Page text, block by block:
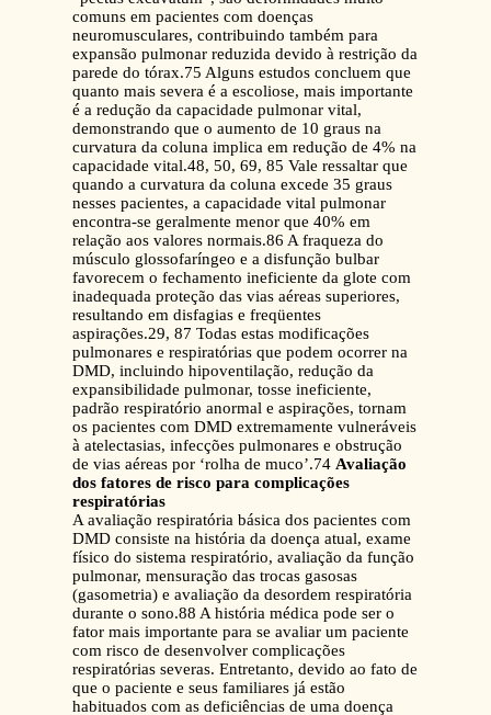
comuns em pacientes com doenças
neuromusculares, contribuindo também para
expansão pulmonar reduzida devido à restrição da
parede do tórax.75 Alguns estudos concluem que
quanto mais severa é a escoliose, mais importante
é a redução da capacidade pulmonar vital,
demonstrando que o aumento de 10 graus na
curvatura da coluna implica em redução de 4% na
capacidade vital.48, 50, 69, 85 Vale ressaltar que
quando a curvatura da coluna excede 35 graus
nesses pacientes, a capacidade vital pulmonar
encontra-se geralmente menor que 40% em
relação aos valores normais.86 A fraqueza do
músculo glossofaríngeo e a disfunção bulbar
favorecem o fechamento ineficiente da glote com
inadequada proteção das vias aéreas superiores,
resultando em disfagias e freqüentes
aspirações.29, 87 Todas estas modificações
pulmonares e respiratórias que podem ocorrer na
DMD, incluindo hipoventilação, redução da
expansibilidade pulmonar, tosse ineficiente,
padrão respiratório anormal e aspirações, tornam
os pacientes com DMD extremamente vulneráveis
à atelectasias, infecções pulmonares e obstrução
de vias aéreas por ‘rolha de muco’.74 Avaliação
dos fatores de risco para complicações
respiratórias
A avaliação respiratória básica dos pacientes com
DMD consiste na história da doença atual, exame
físico do sistema respiratório, avaliação da função
pulmonar, mensuração das trocas gasosas
(gasometria) e avaliação da desordem respiratória
durante o sono.88 A história médica pode ser o
fator mais importante para se avaliar um paciente
com risco de desenvolver complicações
respiratórias severas. Entretanto, devido ao fato de
que o paciente e seus familiares já estão
habituados com as deficiências de uma doença